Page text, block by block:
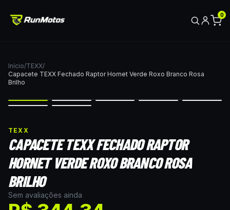
0
Início/TEXX/
Capacete TEXX Fechado Raptor Hornet Verde Roxo Branco Rosa
Brilho
TEXX
CAPACETE TEXX FECHADO RAPTOR
HORNET VERDE ROXO BRANCO ROSA
BRILHO
Sem avaliações ainda